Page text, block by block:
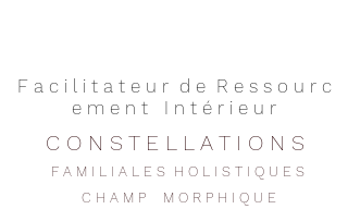
C O N S T E L L A T I O N S
F A M I L I A L E S H O L I S T I Q U E S
C H A M P M O R P H I Q U E
F a c i l i t a t e u r d e R e s s o u r c
e m e n t I n t é r i e u r